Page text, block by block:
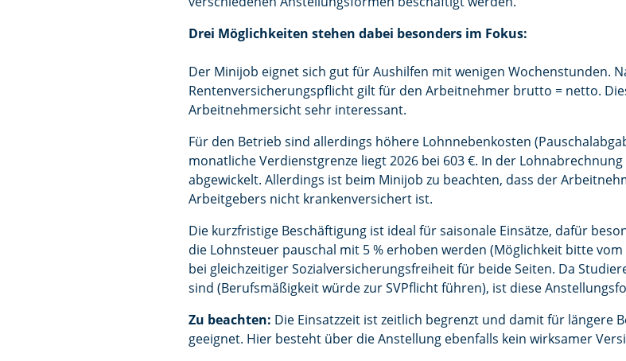
Drei Möglichkeiten stehen dabei besonders im Fokus:
Der Minijob eignet sich gut für Aushilfen mit wenigen Wochenstunden.
Rentenversicherungspflicht gilt für den Arbeitnehmer brutto = netto.
Arbeitnehmersicht sehr interessant.
Für den Betrieb sind allerdings höhere Lohnnebenkosten
monatliche Verdienstgrenze liegt 2026 bei 603 €. In der
abgewickelt. Allerdings ist beim Minijob zu beachten, dass der
Arbeitgebers nicht krankenversichert ist.
Die kurzfristige Beschäftigung ist ideal für saisonale Einsätze, dafür
die Lohnsteuer pauschal mit 5 % erhoben werden (Möglichkeit bitte
bei gleichzeitiger Sozialversicherungsfreiheit für beide Seiten. Da
sind (Berufsmäßigkeit würde zur SVPflicht führen), ist diese
Zu beachten: Die Einsatzzeit ist zeitlich begrenzt und damit für längere
geeignet. Hier besteht über die Anstellung ebenfalls kein wirksamer